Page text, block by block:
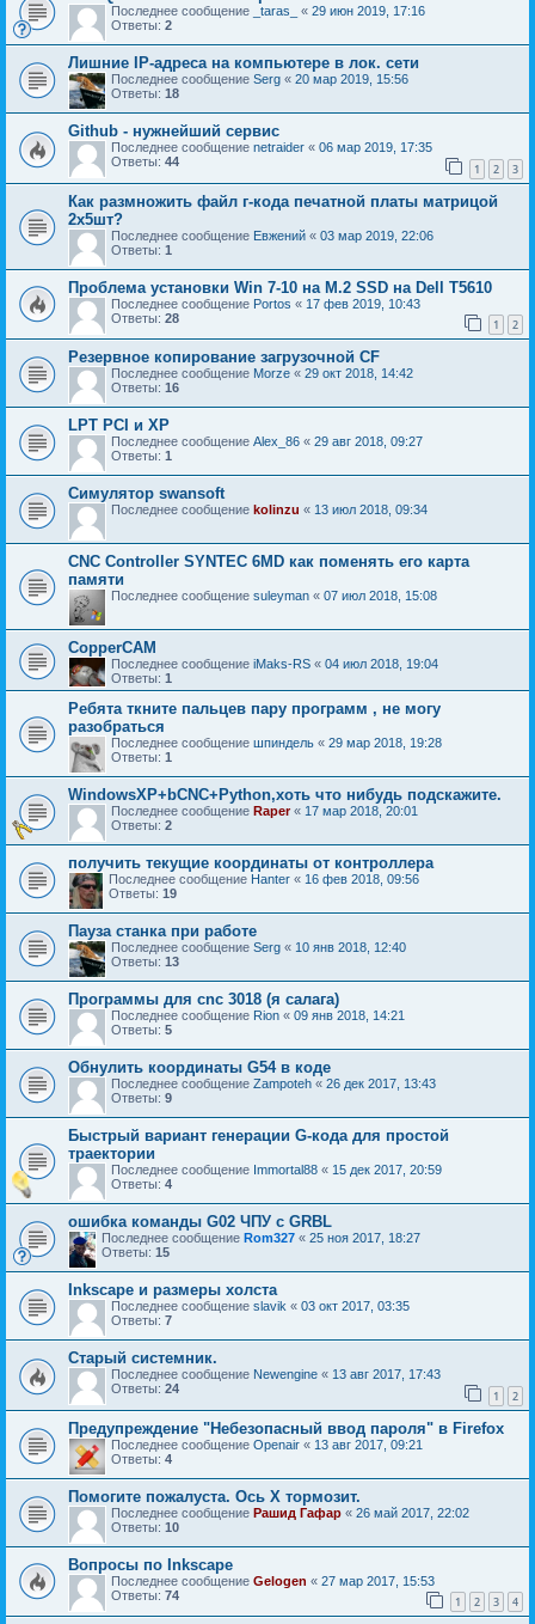
Последнее сообщение _taras_ « 29 июн 2019, 17:16
Ответы: 2
Лишние IP-адреса на компьютере в лок. сети
Последнее сообщение Serg « 20 мар 2019, 15:56
Ответы: 18
Github - нужнейший сервис
Последнее сообщение netraider « 06 мар 2019, 17:35
Ответы: 44 1 2 3
Как размножить файл г-кода печатной платы матрицой
2х5шт?
Последнее сообщение Евжений « 03 мар 2019, 22:06
Ответы: 1
Проблема установки Win 7-10 на M.2 SSD на Dell T5610
Последнее сообщение Portos « 17 фев 2019, 10:43
Ответы: 28 1 2
Резервное копирование загрузочной CF
Последнее сообщение Morze « 29 окт 2018, 14:42
Ответы: 16
LPT PCI и ХР
Последнее сообщение Alex_86 « 29 авг 2018, 09:27
Ответы: 1
Симулятор swansoft
Последнее сообщение kolinzu « 13 июл 2018, 09:34
CNC Controller SYNTEC 6MD как поменять его карта
памяти
Последнее сообщение suleyman « 07 июл 2018, 15:08
CopperCAM
Последнее сообщение iMaks-RS « 04 июл 2018, 19:04
Ответы: 1
Ребята ткните пальцев пару программ , не могу
разобраться
Последнее сообщение шпиндель « 29 мар 2018, 19:28
Ответы: 1
WindowsXP+bCNC+Python,хоть что нибудь подскажите.
Последнее сообщение Raper« 17 мар 2018, 20:01
Ответы: 2
получить текущие координаты от контроллера
Последнее сообщение Hanter « 16 фев 2018, 09:56
Ответы: 19
Пауза станка при работе
Последнее сообщение Serg « 10 янв 2018, 12:40
Ответы: 13
Программы для cnc 3018 (я салага)
Последнее сообщение Rion « 09 янв 2018, 14:21
Ответы: 5
Обнулить координаты G54 в коде
Последнее сообщение Zampoteh « 26 дек 2017, 13:43
Ответы: 9
Быстрый вариант генерации G-кода для простой
траектории
Последнее сообщение Immortal88 « 15 дек 2017, 20:59
Ответы: 4
ошибка команды G02 ЧПУ с GRBL
Последнее сообщение Rom327 « 25 ноя 2017, 18:27
Ответы: 15
Inkscape и размеры холста
Последнее сообщение slavik « 03 окт 2017, 03:35
Ответы: 7
Старый системник.
Последнее сообщение Newengine « 13 авг 2017, 17:43
Ответы: 24 1 2
Предупреждение "Небезопасный ввод пароля" в Firefox
Последнее сообщение Openair « 13 авг 2017, 09:21
Ответы: 4
Помогите пожалуста. Ось Х тормозит.
Последнее сообщение Рашид Гафар « 26 май 2017, 22:02
Ответы: 10
Вопросы по Inkscape
Последнее сообщение Gelogen « 27 мар 2017, 15:53
Ответы: 74 1 2 3 4